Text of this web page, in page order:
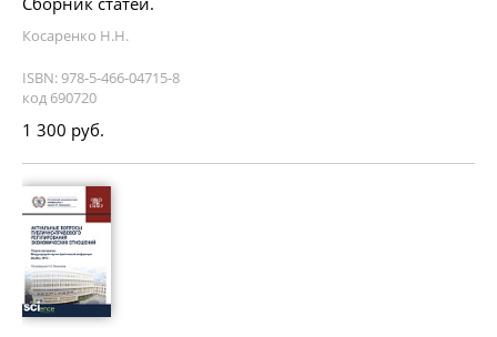
Косаренко Н.Н.
ISBN: 978-5-466-04715-8
код 690720
1 300 руб.